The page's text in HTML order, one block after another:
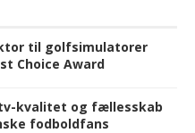
til golfsimulatorer
Choice Award
tv-kvalitet og fællesskab
fodboldfans